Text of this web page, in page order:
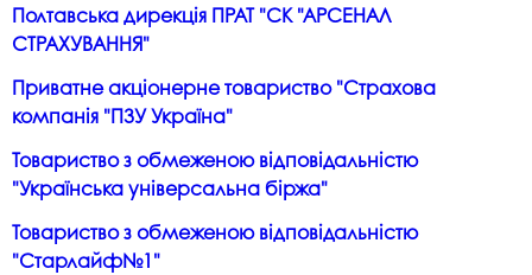
Полтавська дирекція ПРАТ "СК "АРСЕНАЛ
СТРАХУВАННЯ"
Приватне акціонерне товариство "Страхова
компанія "ПЗУ Україна"
Товариство з обмеженою відповідальністю
"Українська універсальна біржа"
Товариство з обмеженою відповідальністю
"Старлайф№1"